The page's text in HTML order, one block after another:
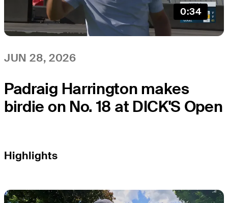
0:34
JUN 28, 2026
Padraig Harrington makes
birdie on No. 18 at DICK'S Open
Highlights